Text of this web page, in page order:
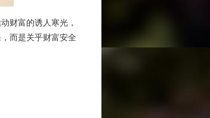
财富的诱人寒光，
而是关乎财富安全